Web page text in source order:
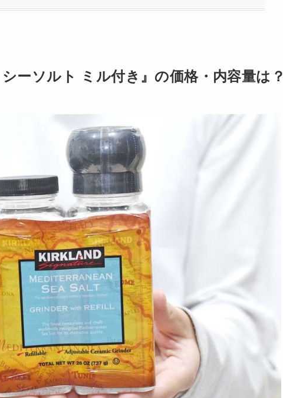
ーソルト ミル付き』の価格・内容量は？